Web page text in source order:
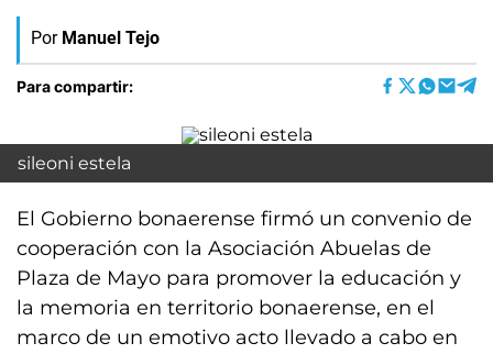
Por Manuel Tejo
Para compartir:
sileoni estela
El Gobierno bonaerense firmó un convenio de
cooperación con la Asociación Abuelas de
Plaza de Mayo para promover la educación y
la memoria en territorio bonaerense, en el
marco de un emotivo acto llevado a cabo en